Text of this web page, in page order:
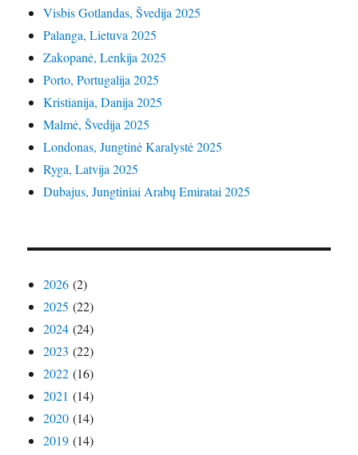
Visbis Gotlandas, Švedija 2025
Palanga, Lietuva 2025
Zakopanė, Lenkija 2025
Porto, Portugalija 2025
Kristianija, Danija 2025
Malmė, Švedija 2025
Londonas, Jungtinė Karalystė 2025
Ryga, Latvija 2025
Dubajus, Jungtiniai Arabų Emiratai 2025
2026 (2)
2025 (22)
2024 (24)
2023 (22)
2022 (16)
2021 (14)
2020 (14)
2019 (14)